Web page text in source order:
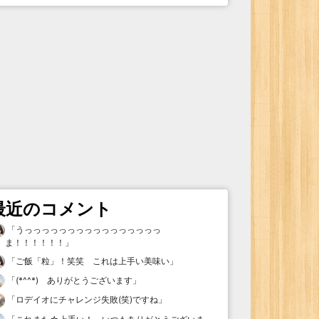
近のコメント
「 うっっっっっっっっっっっっっっっっ
ま！！！！！！ 」
「ご飯「粒」！笑笑 これは上手い美味い 」
「(*^^*) ありがとうございます 」
「 ロデイオにチャレンジ失敗(笑)ですね 」